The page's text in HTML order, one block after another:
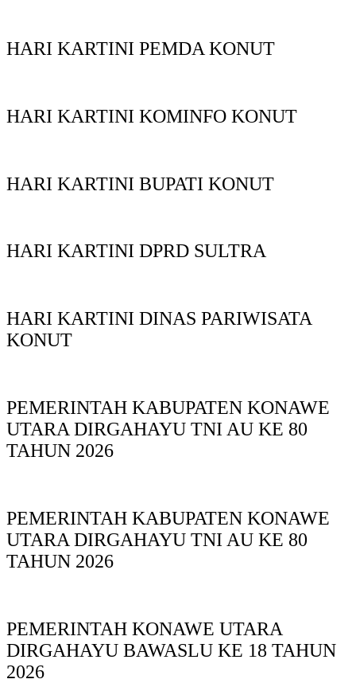
HARI KARTINI PEMDA KONUT
HARI KARTINI KOMINFO KONUT
HARI KARTINI BUPATI KONUT
HARI KARTINI DPRD SULTRA
HARI KARTINI DINAS PARIWISATA
KONUT
PEMERINTAH KABUPATEN KONAWE
UTARA DIRGAHAYU TNI AU KE 80
TAHUN 2026
PEMERINTAH KABUPATEN KONAWE
UTARA DIRGAHAYU TNI AU KE 80
TAHUN 2026
PEMERINTAH KONAWE UTARA
DIRGAHAYU BAWASLU KE 18 TAHUN
2026